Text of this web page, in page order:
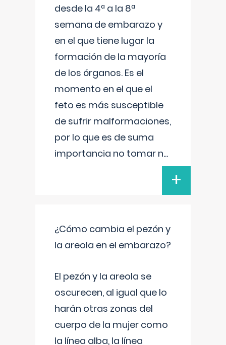
desde la 4ª a la 8ª
semana de embarazo y
en el que tiene lugar la
formación de la mayoría
de los órganos. Es el
momento en el que el
feto es más susceptible
de sufrir malformaciones,
por lo que es de suma
importancia no tomar n...
+
¿Cómo cambia el pezón y
la areola en el embarazo?
El pezón y la areola se
oscurecen, al igual que lo
harán otras zonas del
cuerpo de la mujer como
la línea alba, la línea